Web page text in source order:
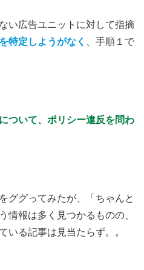
い広告ユニットに対して指摘
特定しようがなく 、手順１で
ついて、ポリシー違反を問わ
ググってみたが、「ちゃんと
情報は多く見つかるものの、
いる記事は見当たらず。。